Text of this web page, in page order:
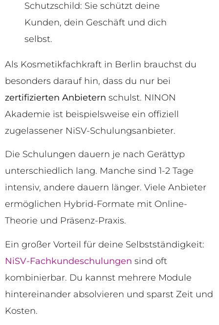
Schutzschild: Sie schützt deine
Kunden, dein Geschäft und dich
selbst.
Als Kosmetikfachkraft in Berlin brauchst du
besonders darauf hin, dass du nur bei
zertifizierten Anbietern schulst. NINON
Akademie ist beispielsweise ein offiziell
zugelassener NiSV-Schulungsanbieter.
Die Schulungen dauern je nach Gerättyp
unterschiedlich lang. Manche sind 1-2 Tage
intensiv, andere dauern länger. Viele Anbieter
ermöglichen Hybrid-Formate mit Online-
Theorie und Präsenz-Praxis.
Ein großer Vorteil für deine Selbstständigkeit:
NiSV-Fachkundeschulungen sind oft
kombinierbar. Du kannst mehrere Module
hintereinander absolvieren und sparst Zeit und
Kosten.